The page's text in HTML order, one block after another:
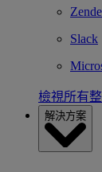
Slack
檢視所有
解決方案